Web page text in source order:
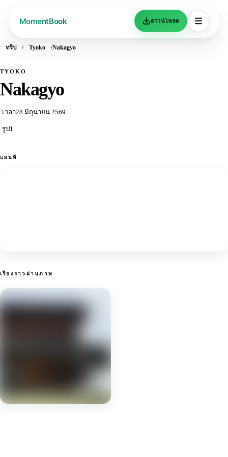
ดาวน์โหลด
ทริป Tyoko Nakagyo
TYOKO
Nakagyo
เวลา28 มิถุนายน 2569
รูป1
แผนที่
เรื่องราวผ่านภาพ